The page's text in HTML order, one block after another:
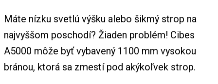
Máte nízku svetlú výšku alebo šikmý strop na
najvyššom poschodí? Žiaden problém! Cibes
A5000 môže byť vybavený 1100 mm vysokou
bránou, ktorá sa zmestí pod akýkoľvek strop.